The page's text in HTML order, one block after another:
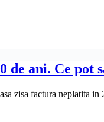
ani. Ce pot
zisa factura neplatita